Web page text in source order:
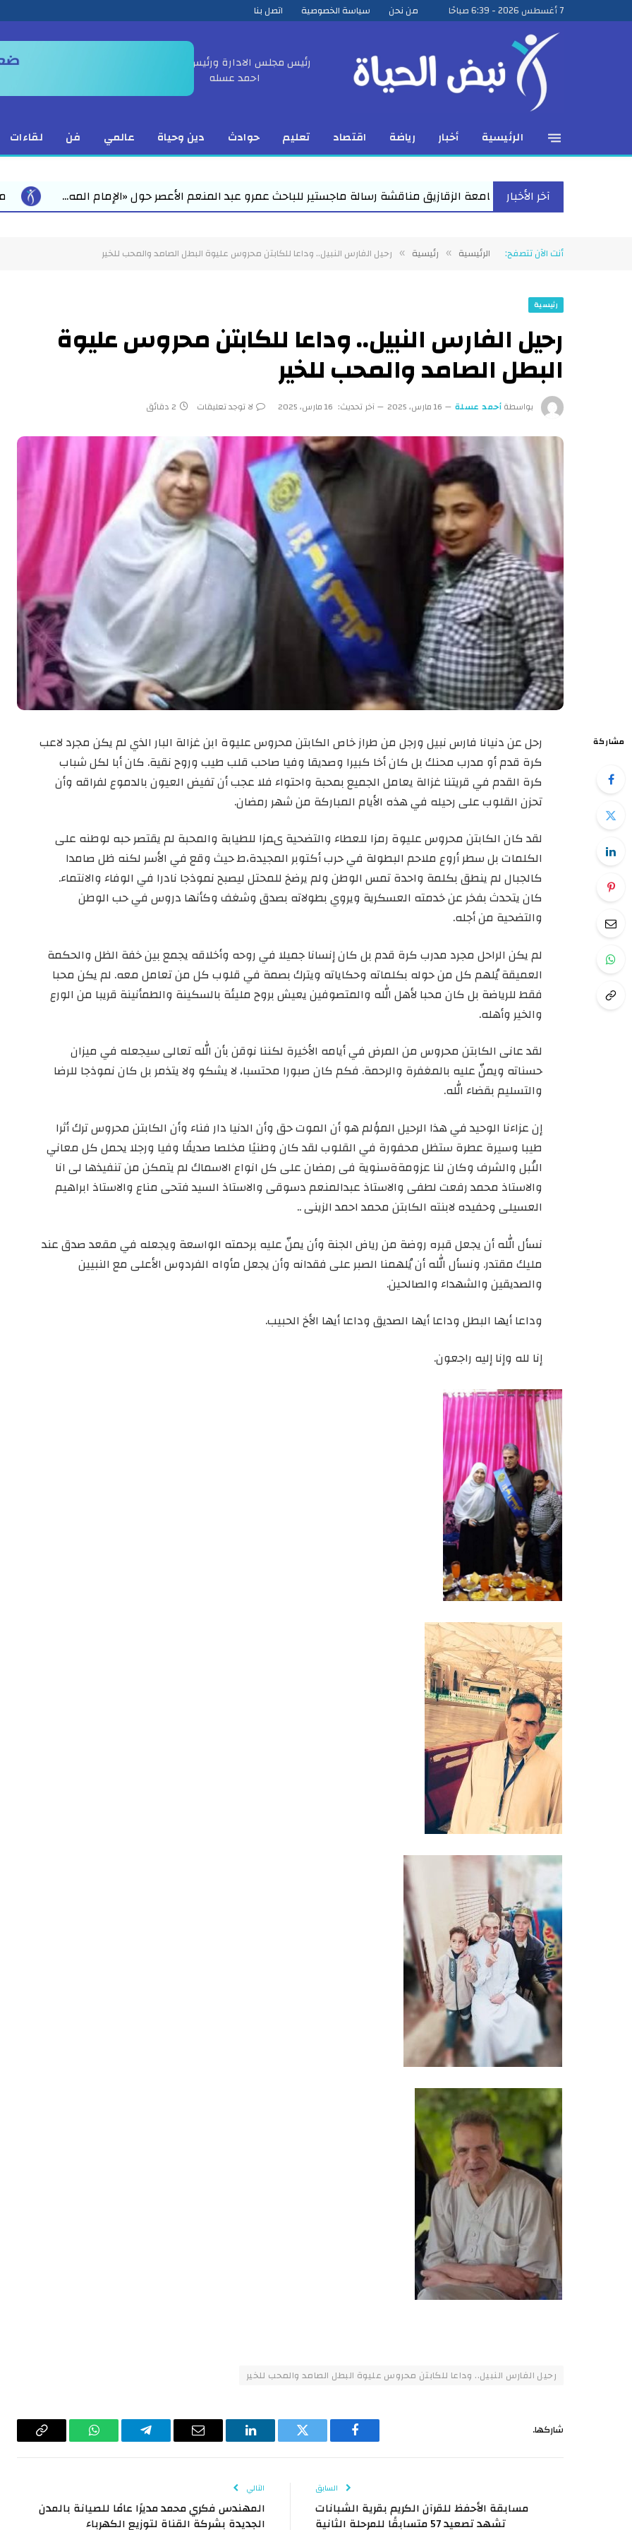
7 أغسطس 2026 - 6:39 صباحًا من نحن سياسة الخصوصية اتصل بنا
رئيس مجلس الادارة ورئيس التحرير
احمد عسله
الرئيسية أخبار رياضة اقتصاد تعليم حوادث دين وحياة عالمي فن لقاءات
آخر الأخبار
الزقازيق مناقشة رسالة ماجستير للباحث عمرو عبد المنعم الأعصر حول «الإمام المه... محمد رمضان يقود استعدادات
أنت الآن تتصفح: الرئيسية » رئيسية » رحيل الفارس النبيل.. وداعا للكابتن محروس عليوة البطل الصامد والمحب للخير
رئيسية
رحيل الفارس النبيل.. وداعا للكابتن محروس عليوة
البطل الصامد والمحب للخير
بواسطةأحمد عسلة 16 مارس، 2025 آخر تحديث: 16 مارس، 2025 لا توجد تعليقات 2 دقائق
مشاركة
رحل عن دنيانا فارس نبيل ورجل من طراز خاص الكابتن محروس عليوة ابن غزالة البار الذي لم يكن مجرد لاعب
كرة قدم أو مدرب محنك بل كان أخا كبيرا وصديقا وفيا صاحب قلب طيب وروح نقية. كان أبا لكل شباب
كرة القدم في قريتنا غزالة يعامل الجميع بمحبة واحتواء فلا عجب أن تفيض العيون بالدموع لفراقه وأن
تحزن القلوب على رحيله في هذه الأيام المباركة من شهر رمضان.
لقد كان الكابتن محروس عليوة رمزا للعطاء والتضحية ىمزا للطيابة والمحبة لم يقتصر حبه لوطنه على
الكلمات بل سطر أروع ملاحم البطولة في حرب أكتوبر المجيدة،ط حيث وقع في الأسر لكنه ظل صامدا
كالجبال لم ينطق بكلمة واحدة تمس الوطن ولم يرضخ للمحتل ليصبح نموذجا نادرا في الوفاء والانتماء.
كان يتحدث بفخر عن خدمته العسكرية ويروي بطولاته بصدق وشغف وكأنها دروس في حب الوطن
والتضحية من أجله.
لم يكن الراحل مجرد مدرب كرة قدم بل كان إنسانا جميلا في روحه وأخلاقه يجمع بين خفة الظل والحكمة
العميقة يُلهم كل من حوله بكلماته وحكاياته ويترك بصمة في قلوب كل من تعامل معه. لم يكن محبا
فقط للرياضة بل كان محبا لأهل الله والمتصوفين يعيش بروح مليئة بالسكينة والطمأنينة قريبا من الورع
والخير وأهله.
لقد عانى الكابتن محروس من المرض في أيامه الأخيرة لكننا نوقن بأن الله تعالى سيجعله في ميزان
حسناته ويمنّ عليه بالمغفرة والرحمة. فكم كان صبورا محتسبا، لا يشكو ولا يتذمر بل كان نموذجا للرضا
والتسليم بقضاء الله.
إن عزاءنا الوحيد في هذا الرحيل المؤلم هو أن الموت حق وأن الدنيا دار فناء وأن الكابتن محروس ترك أثرا
طيبا وسيرة عطرة ستظل محفورة في القلوب لقد كان وطنيًا مخلصا صديقًا وفيا ورجلا يحمل كل معاني
النُبل والشرف وكان لنا عزومةةسنوية فى رمضان على كل انواع الاسماك لم يتمكن من تنفيذها لى انا
والاستاذ محمد رفعت لطفى والاستاذ عبدالمنعم دسوقى والاستاذ السيد فتحى مناع والاستاذ ابراهيم
العسيلى وحفيده لابنته الكابتن محمد احمد الزينى ..
نسأل الله أن يجعل قبره روضة من رياض الجنة وأن يمنّ عليه برحمته الواسعة ويجعله في مقعد صدق عند
مليك مقتدر. ونسأل الله أن يُلهمنا الصبر على فقدانه وأن يجعل مأواه الفردوس الأعلى مع النبيين
والصديقين والشهداء والصالحين.
وداعا أيها البطل وداعا أيها الصديق وداعا أيها الأخ الحبيب.
إنا لله وإنا إليه راجعون.
رحيل الفارس النبيل.. وداعا للكابتن محروس عليوة البطل الصامد والمحب للخير
شاركها.
فيسبوك تويتر لينكدإن
البريد
تيلقرام واتساب
Copy
السابق
مسابقة الأحفظ للقرآن الكريم بقرية الشبانات
تشهد تصعيد 57 متسابقًا للمرحلة الثانية
التالي
المهندس فكري محمد مديرًا عامًا للصيانة بالمدن
الجديدة بشركة القناة لتوزيع الكهرباء